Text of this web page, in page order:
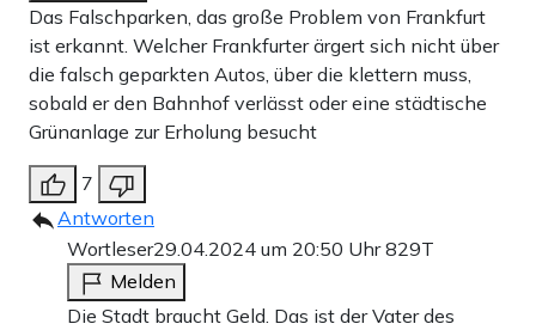
Das Falschparken, das große Problem von Frankfurt
ist erkannt. Welcher Frankfurter ärgert sich nicht über
die falsch geparkten Autos, über die klettern muss,
sobald er den Bahnhof verlässt oder eine städtische
Grünanlage zur Erholung besucht
7
Antworten
Wortleser29.04.2024 um 20:50 Uhr829T
Melden
Die Stadt braucht Geld. Das ist der Vater des